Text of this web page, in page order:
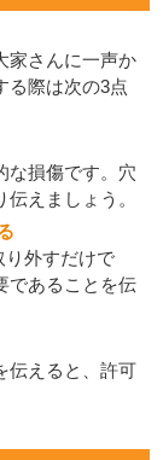
家さんに一声か
る際は次の3点
な損傷です。穴
えましょう。
り外すだけで
であることを伝
伝えると、許可